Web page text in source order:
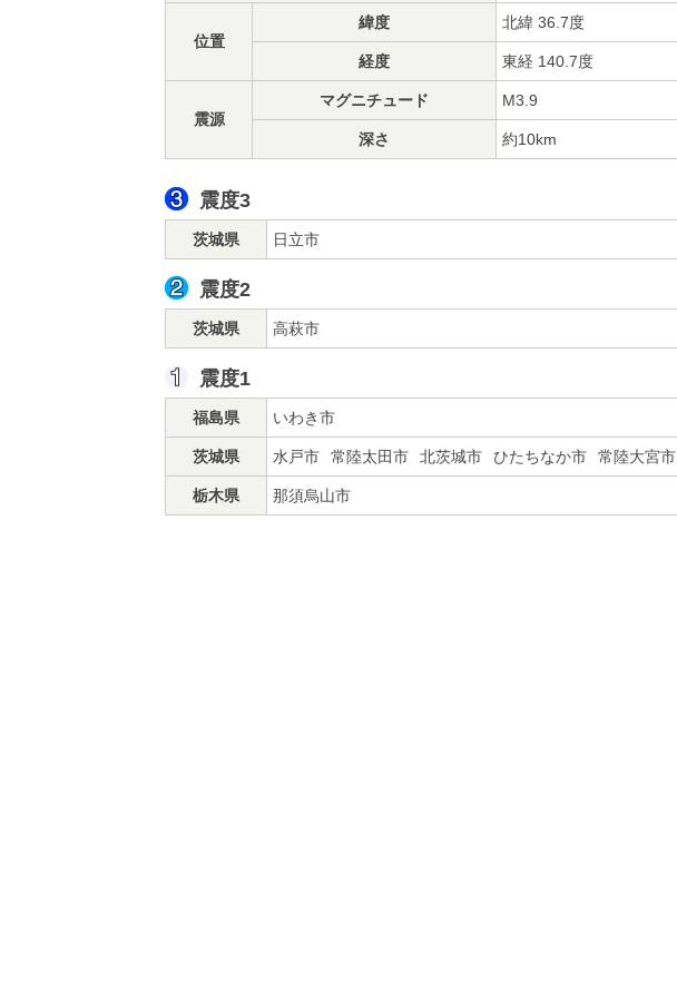
位置
緯度 北緯 36.7度
経度 東経 140.7度
震源
マグニチュード M3.9
深さ 約10km
震度3
茨城県 日立市
震度2
茨城県 高萩市
震度1
福島県 いわき市
茨城県 水戸市 常陸太田市 北茨城市 ひたちなか市 常陸大宮市
栃木県 那須烏山市